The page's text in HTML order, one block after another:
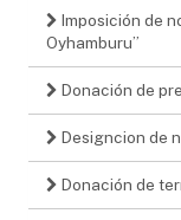
Imposición de
Oyhamburu”
Donación de
Designcion de
Donación de